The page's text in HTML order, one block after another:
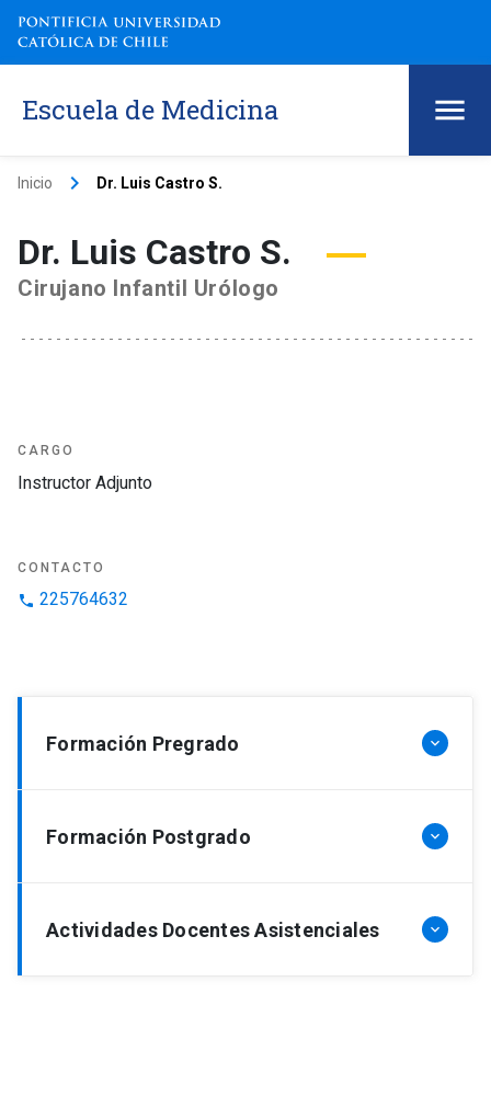
Escuela de Medicina
Inicio keyboard_arrow_right Dr. Luis Castro S.
Dr. Luis Castro S.
Cirujano Infantil Urólogo
CARGO
Instructor Adjunto
CONTACTO
phone 225764632
Formación Pregrado keyboard_arrow_down
Formación Postgrado keyboard_arrow_down
Actividades Docentes Asistenciales keyboard_arrow_down